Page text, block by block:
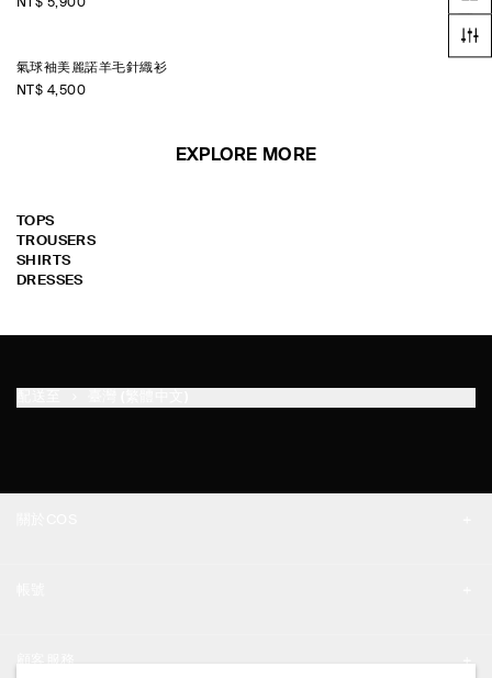
NT$ 5,900
氣球袖美麗諾羊毛針織衫
NT$ 4,500
EXPLORE MORE
TOPS
TROUSERS
SHIRTS
DRESSES